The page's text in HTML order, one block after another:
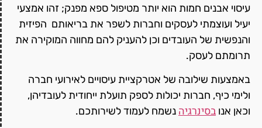
עיסוי אבנים חמות הוא יותר מטיפול ספא מפנק; זהו אמצעי
יעיל ועוצמתי לעסקים וחברות לשפר את בריאותם הפיזית
והנפשית של העובדים וכן להעניק להם מחווה המוקירה את
תרומתם לעסק.
באמצעות שילובה של אטרקציית עיסויים לאירועי חברה
ולימי כיף, חברות יכולות לספק תועלת ייחודית לעובדיהן,
וכאן אנו בסינרגיהנשמח לעמוד לשירותכם.